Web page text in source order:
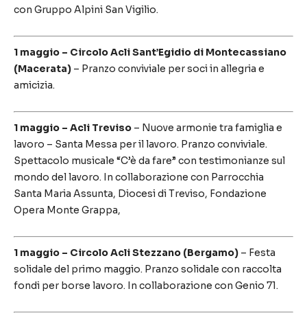
con Gruppo Alpini San Vigilio.
1 maggio – Circolo Acli Sant’Egidio di Montecassiano
(Macerata) – Pranzo conviviale per soci in allegria e
amicizia.
1 maggio – Acli Treviso – Nuove armonie tra famiglia e
lavoro – Santa Messa per il lavoro. Pranzo conviviale.
Spettacolo musicale “C’è da fare” con testimonianze sul
mondo del lavoro. In collaborazione con Parrocchia
Santa Maria Assunta, Diocesi di Treviso, Fondazione
Opera Monte Grappa,
1 maggio – Circolo Acli Stezzano (Bergamo) – Festa
solidale del primo maggio. Pranzo solidale con raccolta
fondi per borse lavoro. In collaborazione con Genio 71.